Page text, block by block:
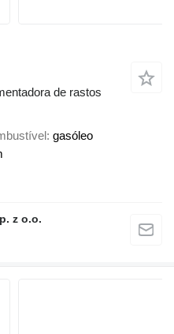
de rastos
gasóleo
z o.o.